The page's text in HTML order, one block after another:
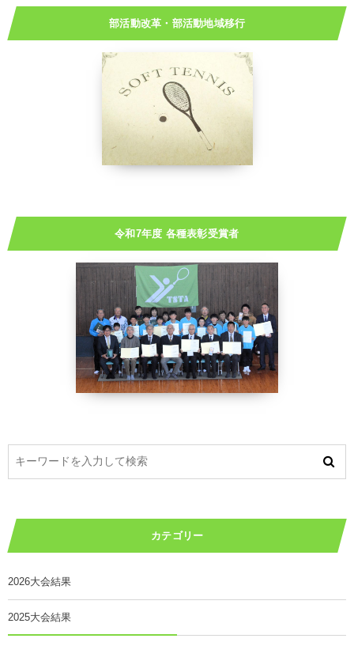
部活動改革・部活動地域移行
令和7年度 各種表彰受賞者
カテゴリー
2026大会結果
2025大会結果